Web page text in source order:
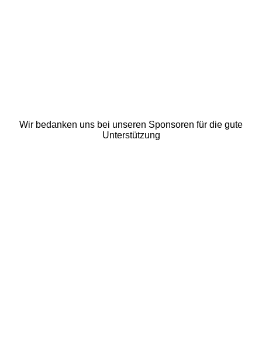
Wir bedanken uns bei unseren Sponsoren für die gute
Unterstützung